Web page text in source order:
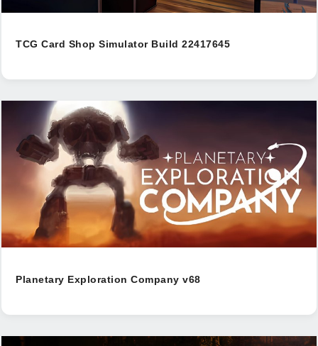
TCG Card Shop Simulator Build 22417645
Planetary Exploration Company v68